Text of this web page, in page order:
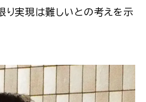
り実現は難しいとの考えを示